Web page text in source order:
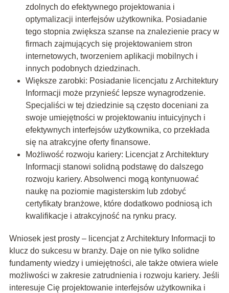
zdolnych do efektywnego projektowania i
optymalizacji interfejsów użytkownika. Posiadanie
tego stopnia zwiększa szanse na znalezienie pracy w
firmach zajmujących się projektowaniem stron
internetowych, tworzeniem aplikacji mobilnych i
innych podobnych dziedzinach.
Większe zarobki: Posiadanie licencjatu z Architektury
Informacji może przynieść lepsze wynagrodzenie.
Specjaliści w tej dziedzinie są często doceniani za
swoje umiejętności w projektowaniu intuicyjnych i
efektywnych interfejsów użytkownika, co przekłada
się na atrakcyjne oferty finansowe.
Możliwość rozwoju kariery: Licencjat z Architektury
Informacji stanowi solidną podstawę do dalszego
rozwoju kariery. Absolwenci mogą kontynuować
naukę na poziomie magisterskim lub zdobyć
certyfikaty branżowe, które dodatkowo podniosą ich
kwalifikacje i atrakcyjność na rynku pracy.
Wniosek jest prosty – licencjat z Architektury Informacji to
klucz do sukcesu w branży. Daje on nie tylko solidne
fundamenty wiedzy i umiejętności, ale także otwiera wiele
możliwości w zakresie zatrudnienia i rozwoju kariery. Jeśli
interesuje Cię projektowanie interfejsów użytkownika i